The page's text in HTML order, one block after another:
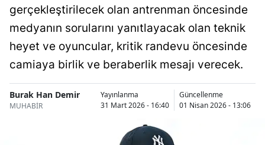
Bolu
Burdur
Bursa
Çanakkale
Çankırı
gerçekleştirilecek olan antrenman öncesinde
medyanın sorularını yanıtlayacak olan teknik
heyet ve oyuncular, kritik randevu öncesinde
camiaya birlik ve beraberlik mesajı verecek.
Burak Han Demir
MUHABİR
Yayınlanma
31 Mart 2026 - 16:40
Güncellenme
01 Nisan 2026 - 13:06